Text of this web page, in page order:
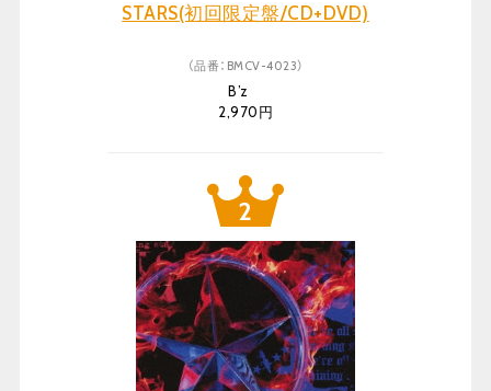
STARS(初回限定盤/CD+DVD)
（品番：BMCV-4023）
B’z
2,970円